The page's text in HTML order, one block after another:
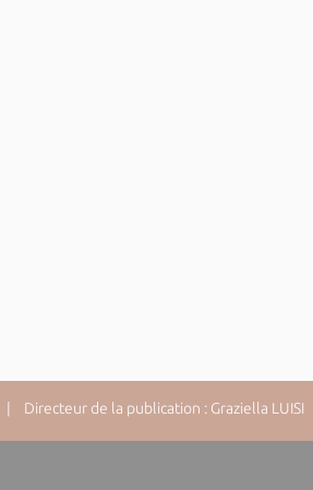
| Directeur de la publication : Graziella